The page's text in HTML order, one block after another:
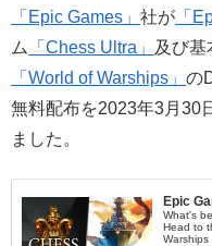
「Epic Games」 社が 「
ム
「Chess Ultra」
及び基
「World of Warships」 の
無料配布を2023年3月30
ました。
Epic
What's
Head to